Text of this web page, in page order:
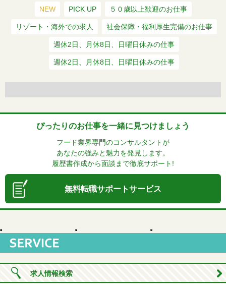
NEW PICK UP ５０歳以上歓迎のお仕事
リゾート・海外での求人 社会保障・福利厚生完備のお仕事
週休2日、月休8日、日曜日休みの仕事
週休2日、月休8日、日曜日休みの仕事
ぴったりのお仕事を一緒に見つけましょう
フード業界専門のコンサルタントが
あなたの強みと魅力を発見します。
履歴書作成から面談まで徹底サポート!
無料転職サポートサービス
求人情報検索